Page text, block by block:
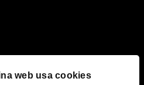
web usa cookies